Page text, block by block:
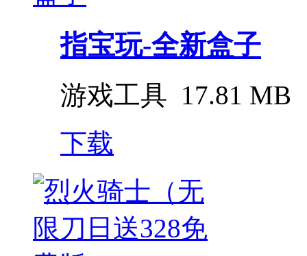
指宝玩-全新盒子
游戏工具 17.81 MB
下载